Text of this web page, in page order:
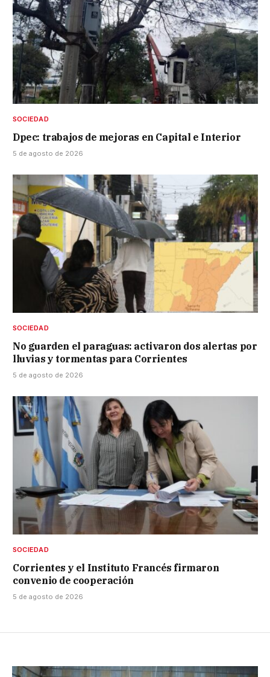
SOCIEDAD
Dpec: trabajos de mejoras en Capital e Interior
5 de agosto de 2026
SOCIEDAD
No guarden el paraguas: activaron dos alertas por
lluvias y tormentas para Corrientes
5 de agosto de 2026
SOCIEDAD
Corrientes y el Instituto Francés firmaron
convenio de cooperación
5 de agosto de 2026